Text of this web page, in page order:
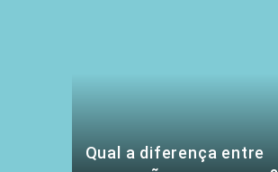
Qual a diferença entre